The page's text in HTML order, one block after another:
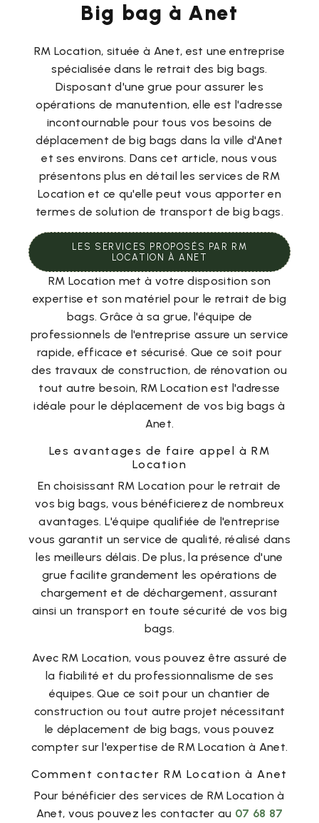
Big bag à Anet
RM Location, située à Anet, est une entreprise
spécialisée dans le retrait des big bags.
Disposant d'une grue pour assurer les
opérations de manutention, elle est l'adresse
incontournable pour tous vos besoins de
déplacement de big bags dans la ville d'Anet
et ses environs. Dans cet article, nous vous
présentons plus en détail les services de RM
Location et ce qu'elle peut vous apporter en
termes de solution de transport de big bags.
LES SERVICES PROPOSÉS PAR RM
LOCATION À ANET
RM Location met à votre disposition son
expertise et son matériel pour le retrait de big
bags. Grâce à sa grue, l'équipe de
professionnels de l'entreprise assure un service
rapide, efficace et sécurisé. Que ce soit pour
des travaux de construction, de rénovation ou
tout autre besoin, RM Location est l'adresse
idéale pour le déplacement de vos big bags à
Anet.
Les avantages de faire appel à RM
Location
En choisissant RM Location pour le retrait de
vos big bags, vous bénéficierez de nombreux
avantages. L'équipe qualifiée de l'entreprise
vous garantit un service de qualité, réalisé dans
les meilleurs délais. De plus, la présence d'une
grue facilite grandement les opérations de
chargement et de déchargement, assurant
ainsi un transport en toute sécurité de vos big
bags.
Avec RM Location, vous pouvez être assuré de
la fiabilité et du professionnalisme de ses
équipes. Que ce soit pour un chantier de
construction ou tout autre projet nécessitant
le déplacement de big bags, vous pouvez
compter sur l'expertise de RM Location à Anet.
Comment contacter RM Location à Anet
Pour bénéficier des services de RM Location à
Anet, vous pouvez les contacter au 07 68 87